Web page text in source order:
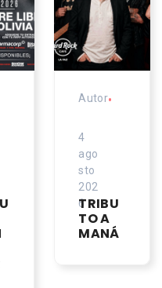
Autor•
4
ago
sto
202
6
TRIBU
TO A
MANÁ